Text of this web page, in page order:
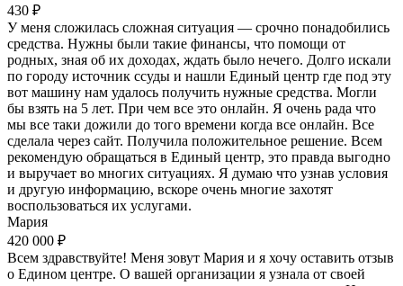
430 ₽
У меня сложилась сложная ситуация — срочно понадобились
средства. Нужны были такие финансы, что помощи от
родных, зная об их доходах, ждать было нечего. Долго искали
по городу источник ссуды и нашли Единый центр где под эту
вот машину нам удалось получить нужные средства. Могли
бы взять на 5 лет. При чем все это онлайн. Я очень рада что
мы все таки дожили до того времени когда все онлайн. Все
сделала через сайт. Получила положительное решение. Всем
рекомендую обращаться в Единый центр, это правда выгодно
и выручает во многих ситуациях. Я думаю что узнав условия
и другую информацию, вскоре очень многие захотят
воспользоваться их услугами.
Мария
420 000 ₽
Всем здравствуйте! Меня зовут Мария и я хочу оставить отзыв
о Едином центре. О вашей организации я узнала от своей